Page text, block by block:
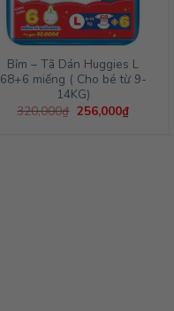
Bỉm – Tã Dán Huggies L
68+6 miếng ( Cho bé từ 9-
14KG)
320,000₫ Giá
256,000₫Giá
hiện